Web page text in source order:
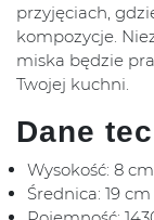
przyjęciach,
kompozycje.
miska będzie
Twojej kuchni.
Dane
Wysokość: 8 cm
Średnica: 19 cm